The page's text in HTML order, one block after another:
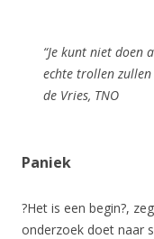
“Je kunt niet doen
echte trollen
de Vries, TNO
Paniek
?Het is een begin?,
onderzoek doet naar